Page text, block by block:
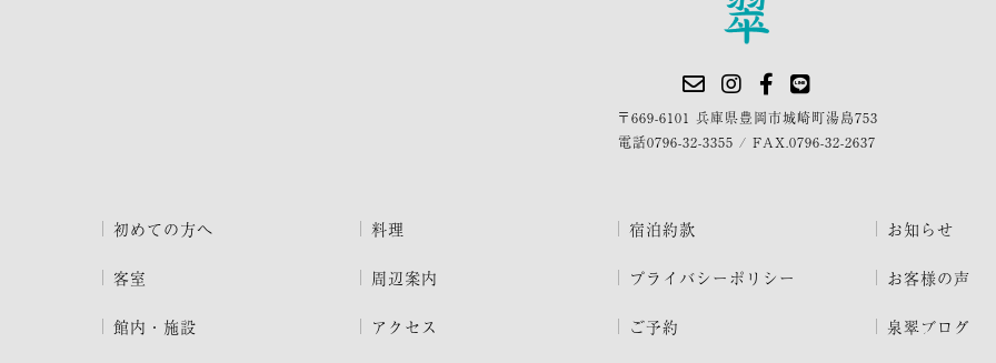
〒669-6101 兵庫県豊岡市城崎町湯島753
電話0796-32-3355 / FAX.0796-32-2637
初めての方へ
客室
館内・施設
料理
周辺案内
アクセス
宿泊約款
プライバシーポリシー
ご予約
お知らせ
お客様の声
泉翠ブログ